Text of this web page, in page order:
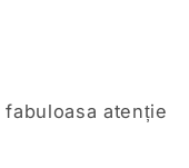
atenție